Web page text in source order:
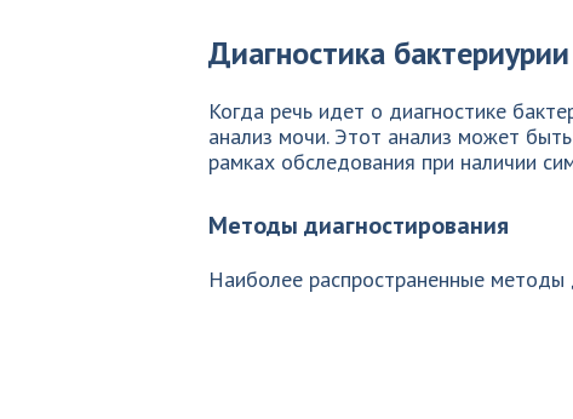
Диагностика бактериурии
Когда речь идет о диагностике
анализ мочи. Этот анализ может
рамках обследования при наличии
Методы диагностирования
Наиболее распространенные методы